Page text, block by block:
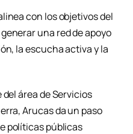
con los objetivos del
una red de apoyo
la escucha activa y la
área de Servicios
Arucas da un paso
políticas públicas